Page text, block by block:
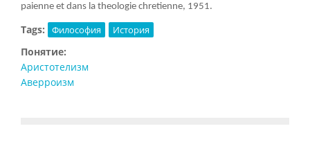
paienne et dans la theologie chretienne, 1951.
Tags: Философия История
Понятие:
Аристотелизм
Аверроизм